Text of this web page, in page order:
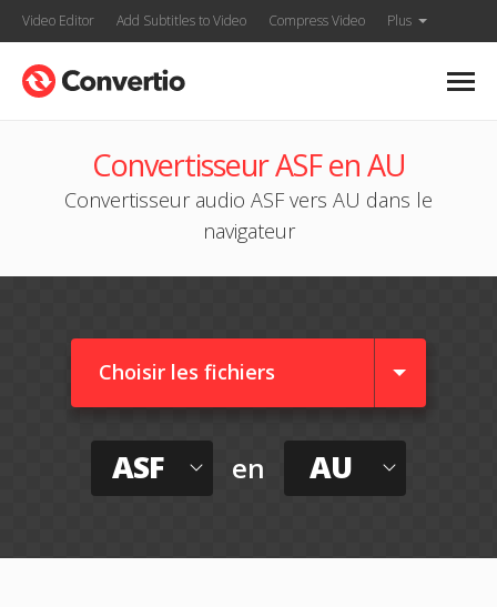
Video Editor Add Subtitles to Video Compress Video Plus
Convertisseur ASF en AU
Convertisseur audio ASF vers AU dans le
navigateur
Choisir les fichiers
ASF en AU